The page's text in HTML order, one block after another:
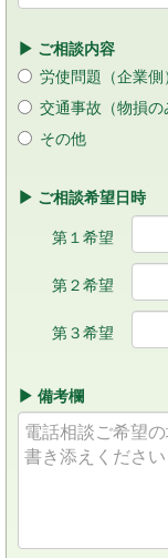
ご相談内容
労使問題（企業側）
交通事故（物損の
その他
ご相談希望日時
第１希望
第２希望
第３希望
備考欄